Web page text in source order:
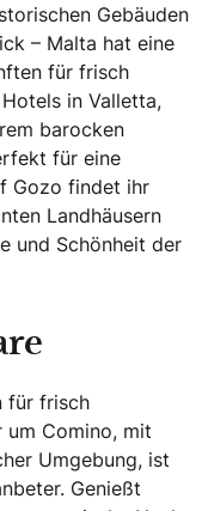
Gebäuden
– Malta hat eine
für frisch
in Valletta,
barocken
für eine
Gozo findet ihr
Landhäusern
und Schönheit der
für frisch
um Comino, mit
Umgebung, ist
Genießt